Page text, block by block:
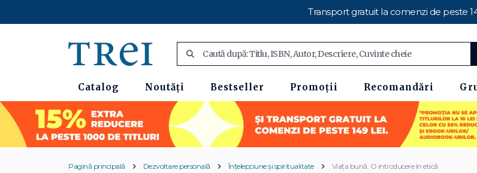
Transport gratuit la comenzi de peste
Catalog Noutăți Bestseller Promoții Recomandări
Pagină principală Dezvoltare personală Înțelepciune și spiritualitate Viața bună. O introducere în etică